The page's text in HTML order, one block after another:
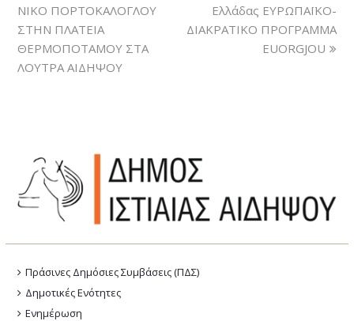
ΝΙΚΟ ΠΟΡΤΟΚΑΛΟΓΛΟΥ
ΣΤΗΝ ΠΛΑΤΕΙΑ
ΘΕΡΜΟΠΟΤΑΜΟΥ ΣΤΑ
ΛΟΥΤΡΑ ΑΙΔΗΨΟΥ
Ελλάδας ΕΥΡΩΠΑΪΚΟ-
ΔΙΑΚΡΑΤΙΚΟ ΠΡΟΓΡΑΜΜΑ
EUORGJOU
Πράσινες Δημόσιες Συμβάσεις (ΠΔΣ)
Δημοτικές Ενότητες
Ενημέρωση